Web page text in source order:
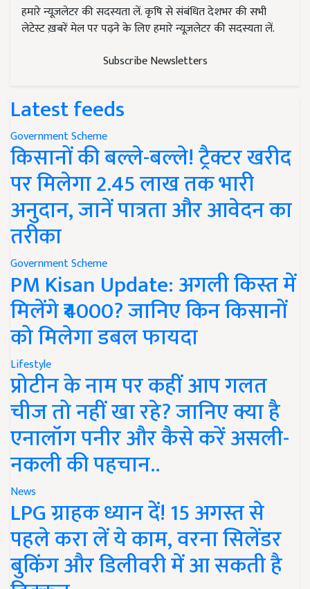
हमारे न्यूज़लेटर की सदस्यता लें. कृषि से संबंधित देशभर की सभी
लेटेस्ट ख़बरें मेल पर पढ़ने के लिए हमारे न्यूज़लेटर की सदस्यता लें.
Subscribe Newsletters
Latest feeds
Government Scheme
किसानों की बल्ले-बल्ले! ट्रैक्टर खरीद
पर मिलेगा 2.45 लाख तक भारी
अनुदान, जानें पात्रता और आवेदन का
तरीका
Government Scheme
PM Kisan Update: अगली किस्त में
मिलेंगे ₹4000? जानिए किन किसानों
को मिलेगा डबल फायदा
Lifestyle
प्रोटीन के नाम पर कहीं आप गलत
चीज तो नहीं खा रहे? जानिए क्या है
एनालॉग पनीर और कैसे करें असली-
नकली की पहचान..
News
LPG ग्राहक ध्यान दें! 15 अगस्त से
पहले करा लें ये काम, वरना सिलेंडर
बुकिंग और डिलीवरी में आ सकती है